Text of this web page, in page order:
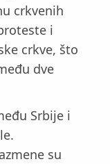
crkvenih
i
crkve, što
dve
Srbije i
su